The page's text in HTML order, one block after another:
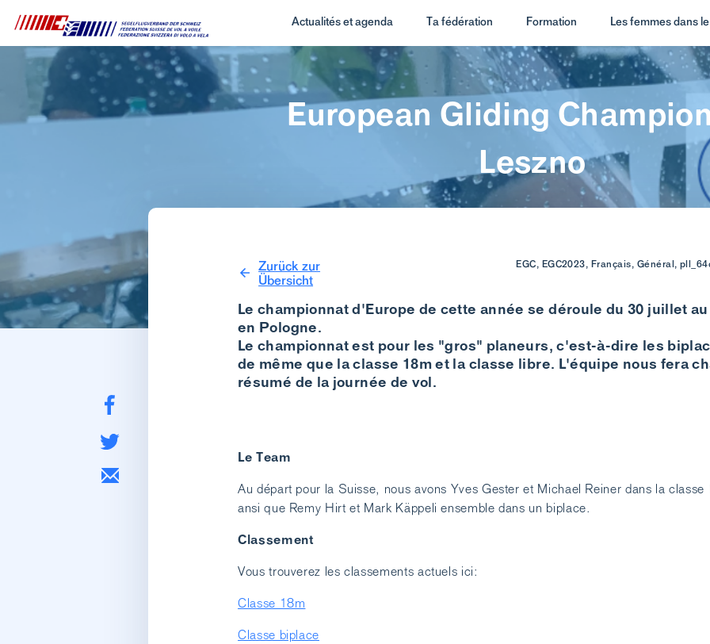
Actualités et agenda Ta fédération Formation Les femmes dans
European Gliding
Leszno
Zurück zur
Übersicht
EGC, EGC2023, Français, Général,
Le championnat d'Europe de cette année se déroule du 30 juillet au
en Pologne.
Le championnat est pour les "gros" planeurs, c'est-à-dire les
de même que la classe 18m et la classe libre. L'équipe nous fera
résumé de la journée de vol.
Le Team
Au départ pour la Suisse, nous avons Yves Gester et Michael Reiner dans la classe
ansi que Remy Hirt et Mark Käppeli ensemble dans un biplace.
Classement
Vous trouverez les classements actuels ici:
Classe 18m
Classe biplace